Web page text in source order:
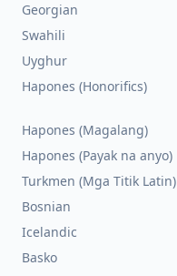
Georgian
Swahili
Uyghur
Hapones (Honorifics)
Hapones (Magalang)
Hapones (Payak na anyo)
Turkmen (Mga Titik Latin)
Bosnian
Icelandic
Basko